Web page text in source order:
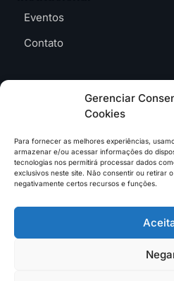
Gerenciar
Cookies
Para fornecer as melhores experiências,
armazenar e/ou acessar informações do
tecnologias nos permitirá processar dados
exclusivos neste site. Não consentir ou retirar
negativamente certos recursos e funções.
Eventos
Contato
Entre em contato e
Download